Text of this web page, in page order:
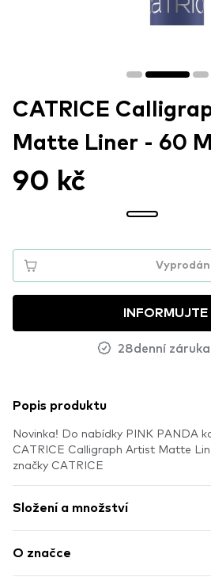
CATRICE
Matte Liner - 60
90 kč
28denní
Popis produktu
Novinka! Do nabídky PINK PANDA
CATRICE Calligraph Artist Matte
značky CATRICE
Složení a množství
O značce